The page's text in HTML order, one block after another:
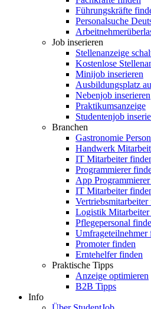
Führungskräfte
Personalsuche
Job inserieren
Stellenanzeige
Kostenlose
Minijob inserieren
Ausbildungsplatz
Nebenjob inserieren
Praktikumsanzeige
Studentenjob
Branchen
Gastronomie
Handwerk
IT Mitarbeiter
Programmierer
App
IT Mitarbeiter
Vertriebsmitarbeiter
Logistik Mitarbeiter
Pflegepersonal
Umfrageteilnehmer
Promoter finden
Erntehelfer finden
Praktische Tipps
Anzeige optimieren
B2B Tipps
Info